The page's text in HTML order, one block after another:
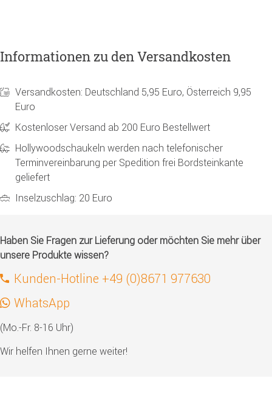
Informationen zu den Versandkosten
Versandkosten: Deutschland 5,95 Euro, Österreich 9,95
Euro
Kostenloser Versand ab 200 Euro Bestellwert
Hollywoodschaukeln werden nach telefonischer
Terminvereinbarung per Spedition frei Bordsteinkante
geliefert
Inselzuschlag: 20 Euro
Haben Sie Fragen zur Lieferung oder möchten Sie mehr über
unsere Produkte wissen?
Kunden-Hotline +49 (0)8671 977630
WhatsApp
(Mo.-Fr. 8-16 Uhr)
Wir helfen Ihnen gerne weiter!